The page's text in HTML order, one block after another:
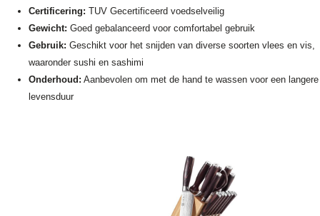
Certificering: TUV Gecertificeerd voedselveilig
Gewicht: Goed gebalanceerd voor comfortabel gebruik
Gebruik: Geschikt voor het snijden van diverse soorten vlees en vis,
waaronder sushi en sashimi
Onderhoud: Aanbevolen om met de hand te wassen voor een langere
levensduur